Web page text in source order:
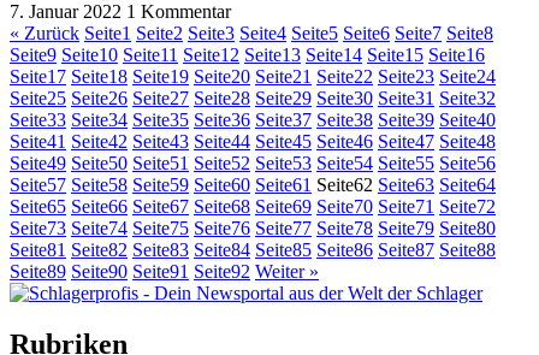
7. Januar 2022 1 Kommentar
« Zurück Seite1 Seite2 Seite3 Seite4 Seite5 Seite6 Seite7 Seite8
Seite9 Seite10 Seite11 Seite12 Seite13 Seite14 Seite15 Seite16
Seite17 Seite18 Seite19 Seite20 Seite21 Seite22 Seite23 Seite24
Seite25 Seite26 Seite27 Seite28 Seite29 Seite30 Seite31 Seite32
Seite33 Seite34 Seite35 Seite36 Seite37 Seite38 Seite39 Seite40
Seite41 Seite42 Seite43 Seite44 Seite45 Seite46 Seite47 Seite48
Seite49 Seite50 Seite51 Seite52 Seite53 Seite54 Seite55 Seite56
Seite57 Seite58 Seite59 Seite60 Seite61 Seite62 Seite63 Seite64
Seite65 Seite66 Seite67 Seite68 Seite69 Seite70 Seite71 Seite72
Seite73 Seite74 Seite75 Seite76 Seite77 Seite78 Seite79 Seite80
Seite81 Seite82 Seite83 Seite84 Seite85 Seite86 Seite87 Seite88
Seite89 Seite90 Seite91 Seite92 Weiter »
Rubriken